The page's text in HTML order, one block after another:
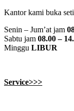
Kantor kami buka
Senin – Jum’at jam
Sabtu jam 08.00 –
Minggu LIBUR
Service>>>